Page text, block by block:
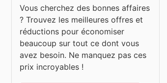
Vous cherchez des bonnes affaires
? Trouvez les meilleures offres et
réductions pour économiser
beaucoup sur tout ce dont vous
avez besoin. Ne manquez pas ces
prix incroyables !